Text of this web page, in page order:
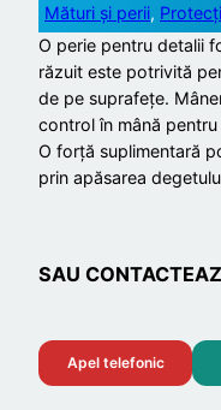
Mături și perii,
O perie pentru detalii
răzuit este potrivită
de pe suprafețe.
control în mână
O forță suplimentară
prin apăsarea
SAU
Apel telefonic